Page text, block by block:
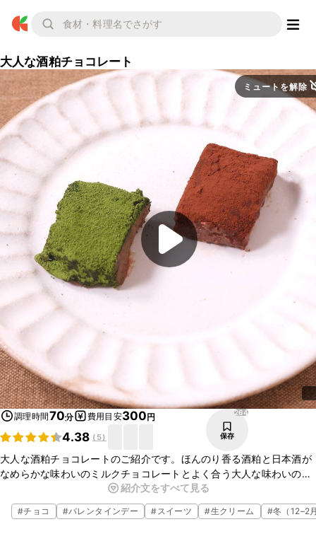
大人な酒粕チョコレート
ミュートを解除
調理時間70分 費用目安300円
4.38 ( 5)
264
保存
大人な酒粕チョコレートのご紹介です。ほんのり香る酒粕と日本酒が
なめらかな味わいのミルクチョコレートとよく合う大人な味わいのス
イーツです。おもてなしのスイーツやお酒のお供にいかがでしょう
か。ぜひお試しくださいね。
紹介文をすべて見る
#チョコ #バレンタインデー #スイーツ #生クリーム #冬（12–2